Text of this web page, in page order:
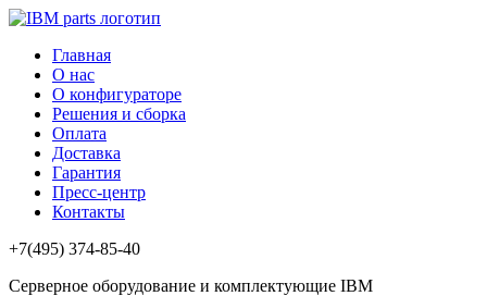
Главная
О нас
О конфигураторе
Решения и сборка
Оплата
Доставка
Гарантия
Пресс-центр
Контакты
+7(495) 374-85-40
Серверное оборудование и комплектующие IBM